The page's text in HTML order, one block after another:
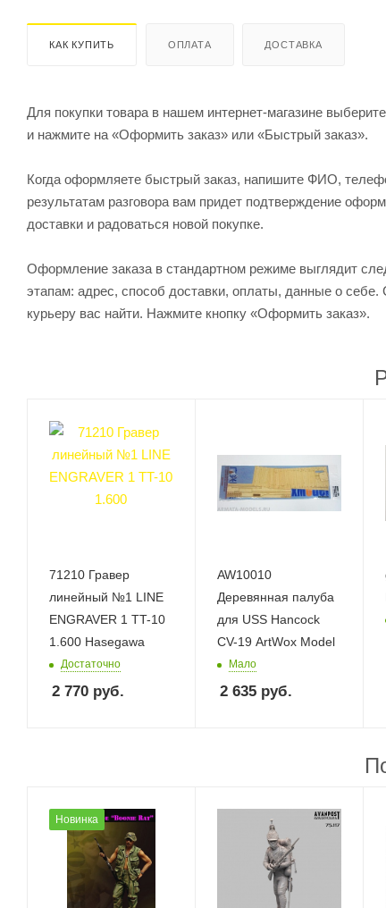
КАК КУПИТЬ ОПЛАТА ДОСТАВКА
Для покупки товара в нашем интернет-магазине
и нажмите на «Оформить заказ» или «Быстрый заказ».
Когда оформляете быстрый заказ, напишите ФИО,
результатам разговора вам придет подтверждение
доставки и радоваться новой покупке.
Оформление заказа в стандартном режиме выглядит
этапам: адрес, способ доставки, оплаты, данные о
курьеру вас найти. Нажмите кнопку «Оформить заказ».
71210 Гравер
линейный №1 LINE
ENGRAVER 1 TT-10
1.600 Hasegawa
Достаточно
2 770 руб.
AW10010
Деревянная палуба
для USS Hancock
CV-19 ArtWox Model
Мало
2 635руб.
Новинка